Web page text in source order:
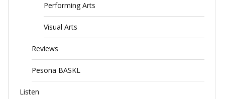
Performing Arts
Visual Arts
Reviews
Pesona BASKL
Listen